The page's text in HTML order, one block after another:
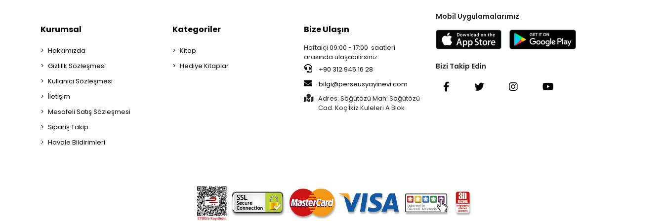
Kurumsal
Hakkımızda
Gizlilik Sözleşmesi
Kullanıcı Sözleşmesi
İletişim
Mesafeli Satış Sözleşmesi
Sipariş Takip
Havale Bildirimleri
Kategoriler
Kitap
Hediye Kitaplar
Bize Ulaşın
Haftaiçi 09:00 - 17:00 saatleri
arasında ulaşabilirsiniz.
+90 312 945 16 28
bilgi@perseusyayinevi.com
Adres: Söğütözü Mah. Söğütözü
Cad. Koç İkiz Kuleleri A Blok
Mobil Uygulamalarımız
Bizi Takip Edin